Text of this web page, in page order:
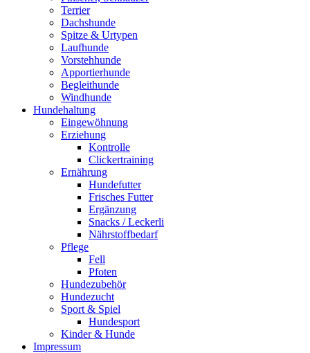
Terrier
Dachshunde
Spitze & Urtypen
Laufhunde
Vorstehhunde
Apportierhunde
Begleithunde
Windhunde
Hundehaltung
Eingewöhnung
Erziehung
Kontrolle
Clickertraining
Ernährung
Hundefutter
Frisches Futter
Ergänzung
Snacks / Leckerli
Nährstoffbedarf
Pflege
Fell
Pfoten
Hundezubehör
Hundezucht
Sport & Spiel
Hundesport
Kinder & Hunde
Impressum